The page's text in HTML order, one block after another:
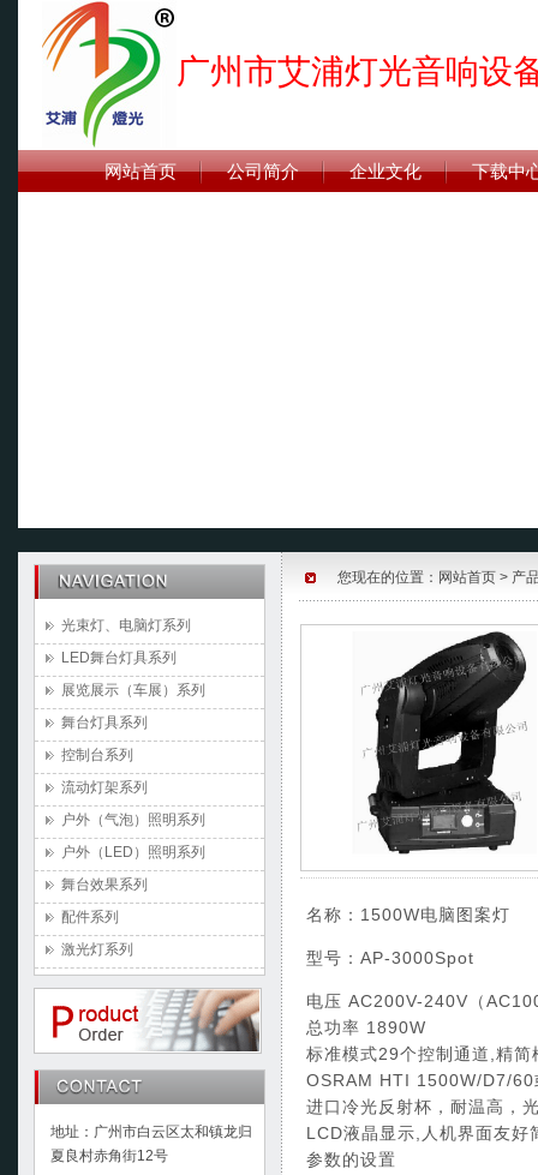
广州市艾浦灯光音响设
网站首页 公司简介 企业文化 下载中
光束灯、电脑灯系列
LED舞台灯具系列
展览展示（车展）系列
舞台灯具系列
控制台系列
流动灯架系列
户外（气泡）照明系列
户外（LED）照明系列
舞台效果系列
配件系列
激光灯系列
地址：广州市白云区太和镇龙归
夏良村赤角街12号
您现在的位置： 网站首页 > 产
名称：1500W电脑图案灯
型号：AP-3000Spot
电压 AC200V-240V（
总功率 1890W
标准模式29个控制通道,精
OSRAM HTI 1500W/D7/
进口冷光反射杯，耐温高，
LCD液晶显示,人机界面友好
参数的设置